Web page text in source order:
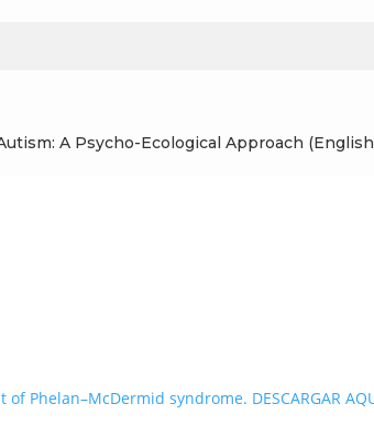
A Psycho-Ecological Approach
Phelan–McDermid syndrome. DESCARGAR